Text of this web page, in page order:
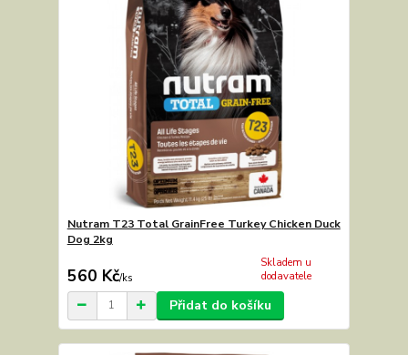
Nutram T23 Total GrainFree Turkey Chicken Duck
Dog 2kg
560 Kč/ks
Skladem u
dodavatele
Přidat do košíku